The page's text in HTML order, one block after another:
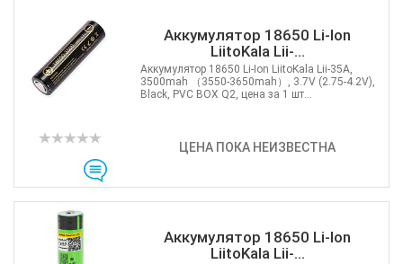
Аккумулятор 18650 Li-Ion
LiitoKala Lii-...
ЦЕНА ПОКА НЕИЗВЕСТНА
Аккумулятор 18650 Li-Ion LiitoKala Lii-35A,
3500mah （3550-3650mah）, 3.7V (2.75-4.2V),
Black, PVC BOX Q2, цена за 1 шт...
Аккумулятор 18650 Li-Ion
LiitoKala Lii-...